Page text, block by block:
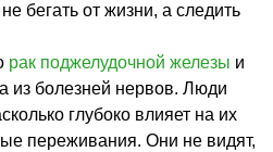
бегать от жизни, а следить
рак поджелудочной железы и
из болезней нервов. Люди
глубоко влияет на их
переживания. Они не видят,